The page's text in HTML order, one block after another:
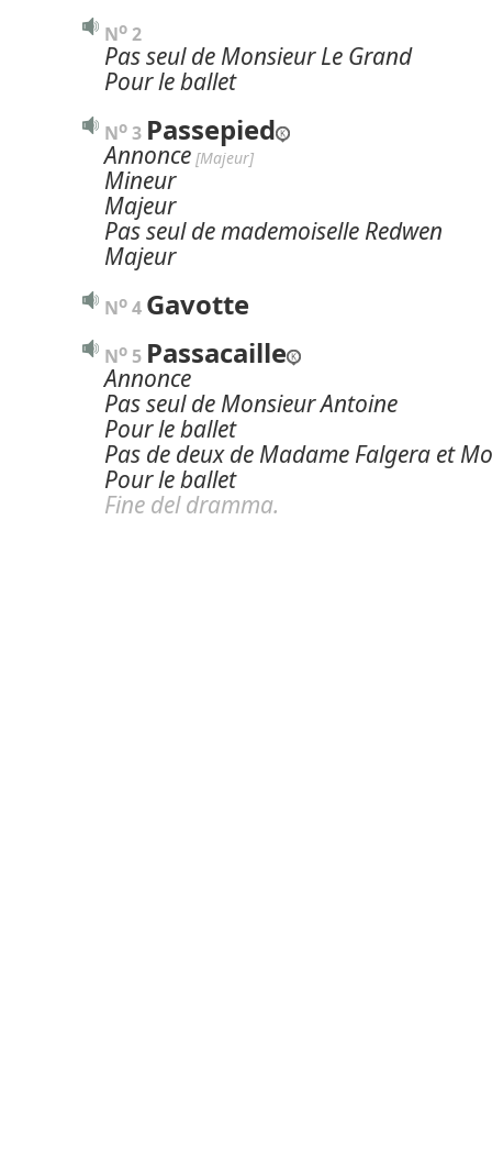
No 2
Pas seul de Monsieur Le Grand
Pour le ballet
No 3 Passepied
Annonce [Majeur]
Mineur
Majeur
Pas seul de mademoiselle Redwen
Majeur
No 4 Gavotte
No 5 Passacaille
Annonce
Pas seul de Monsieur Antoine
Pour le ballet
Pas de deux de Madame Falgera et
Pour le ballet
Fine del dramma.